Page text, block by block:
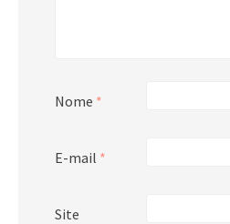
Nome *
E-mail *
Site